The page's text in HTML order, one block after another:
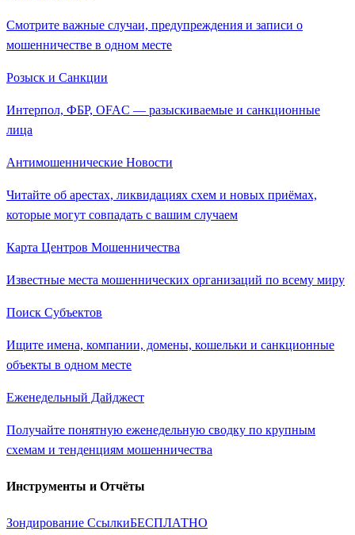
Смотрите важные случаи, предупреждения и записи о
мошенничестве в одном месте
Розыск и Санкции
Интерпол, ФБР, OFAC — разыскиваемые и санкционные
лица
Антимошеннические Новости
Читайте об арестах, ликвидациях схем и новых приёмах,
которые могут совпадать с вашим случаем
Карта Центров Мошенничества
Известные места мошеннических организаций по всему миру
Поиск Субъектов
Ищите имена, компании, домены, кошельки и санкционные
объекты в одном месте
Еженедельный Дайджест
Получайте понятную еженедельную сводку по крупным
схемам и тенденциям мошенничества
Инструменты и Отчёты
Зондирование СсылкиБЕСПЛАТНО